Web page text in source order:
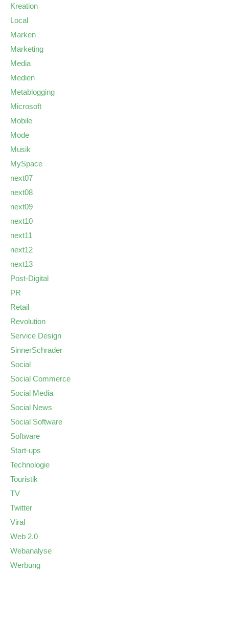
Kreation
Local
Marken
Marketing
Media
Medien
Metablogging
Microsoft
Mobile
Mode
Musik
MySpace
next07
next08
next09
next10
next11
next12
next13
Post-Digital
PR
Retail
Revolution
Service Design
SinnerSchrader
Social
Social Commerce
Social Media
Social News
Social Software
Software
Start-ups
Technologie
Touristik
TV
Twitter
Viral
Web 2.0
Webanalyse
Werbung